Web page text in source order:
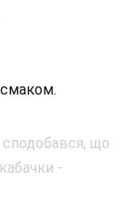
смаком.